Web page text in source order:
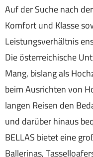
Auf der Suche nach
Komfort und Klasse
Leistungsverhältnis
Die österreichische
Mang, bislang als
beim Ausrichten von
langen Reisen den
und darüber hinaus
BELLAS bietet eine
Ballerinas,